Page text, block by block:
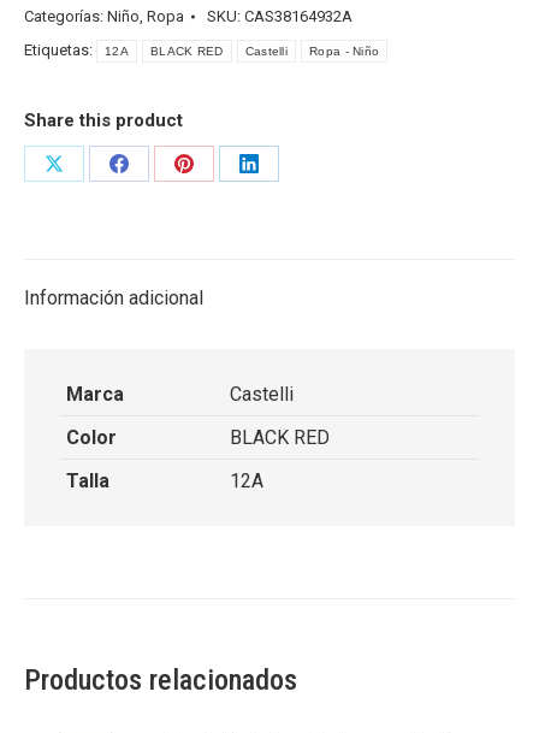
Categorías: Niño, Ropa SKU: CAS38164932A
Etiquetas:
12A BLACK RED Castelli Ropa - Niño
Share this product
Share
Share
Share
Share
Información adicional
Marca
Castelli
Color
BLACK RED
Talla
12A
Productos relacionados